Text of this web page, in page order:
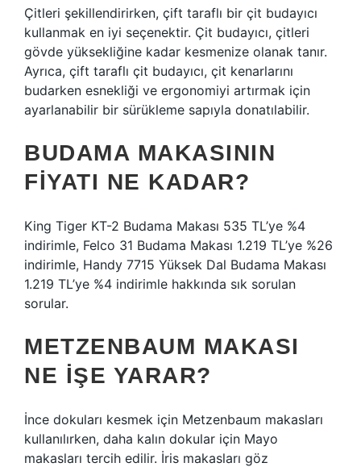
Çitleri şekillendirirken, çift taraflı bir çit budayıcı
kullanmak en iyi seçenektir. Çit budayıcı, çitleri
gövde yüksekliğine kadar kesmenize olanak tanır.
Ayrıca, çift taraflı çit budayıcı, çit kenarlarını
budarken esnekliği ve ergonomiyi artırmak için
ayarlanabilir bir sürükleme sapıyla donatılabilir.
BUDAMA MAKASININ
FIYATI NE KADAR?
King Tiger KT-2 Budama Makası 535 TL’ye %4
indirimle, Felco 31 Budama Makası 1.219 TL’ye %26
indirimle, Handy 7715 Yüksek Dal Budama Makası
1.219 TL’ye %4 indirimle hakkında sık sorulan
sorular.
METZENBAUM MAKASI
NE IŞE YARAR?
İnce dokuları kesmek için Metzenbaum makasları
kullanılırken, daha kalın dokular için Mayo
makasları tercih edilir. İris makasları göz